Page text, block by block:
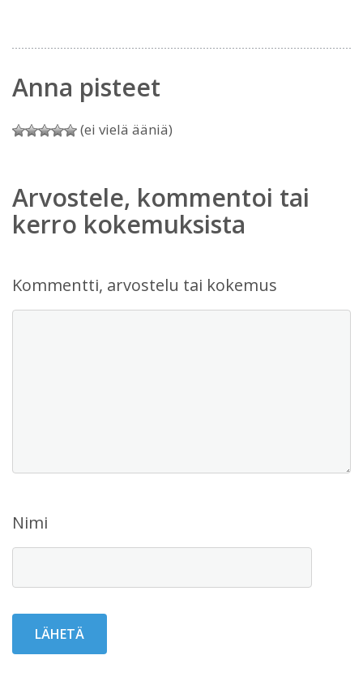
Anna pisteet
(ei vielä ääniä)
Arvostele, kommentoi tai
kerro kokemuksista
Kommentti, arvostelu tai kokemus
Nimi